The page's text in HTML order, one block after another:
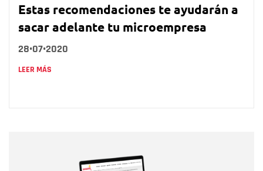
Estas recomendaciones te ayudarán a
sacar adelante tu microempresa
28•07•2020
LEER MÁS